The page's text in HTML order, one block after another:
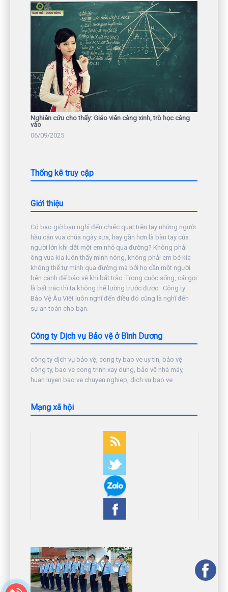
Nghiên cứu cho thấy: Giáo viên càng xinh, trò học càng
vào
06/09/2025
Thống kê truy cập
Giới thiệu
Có bao giờ bạn nghĩ đến chiếc quạt trên tay những người
hầu cận vua chúa ngày xưa, hay gần hơn là bàn tay của
người lớn khi dắt một em nhỏ qua đường? Không phải
ông vua kia luôn thấy mình nóng, không phải em bé kia
không thể tự mình qua đường mà bởi họ cần một người
bên cạnh để bảo vệ khi bất trắc. Trong cuộc sống, cái gọi
là bất trắc thì ta không thể lường trước được. Công ty
Bảo Vệ Âu Việt luôn nghĩ đến điều đó cũng là nghĩ đến
sự an toàn cho bạn.
Công ty Dịch vụ Bảo vệ ở Bình Dương
công ty dịch vụ bảo vệ, cong ty bao ve uy tin, bảo vệ
công ty, bao ve cong trinh xay dung, bảo vệ nhà máy,
huan luyen bao ve chuyen nghiep, dich vu bao ve
Mạng xã hội